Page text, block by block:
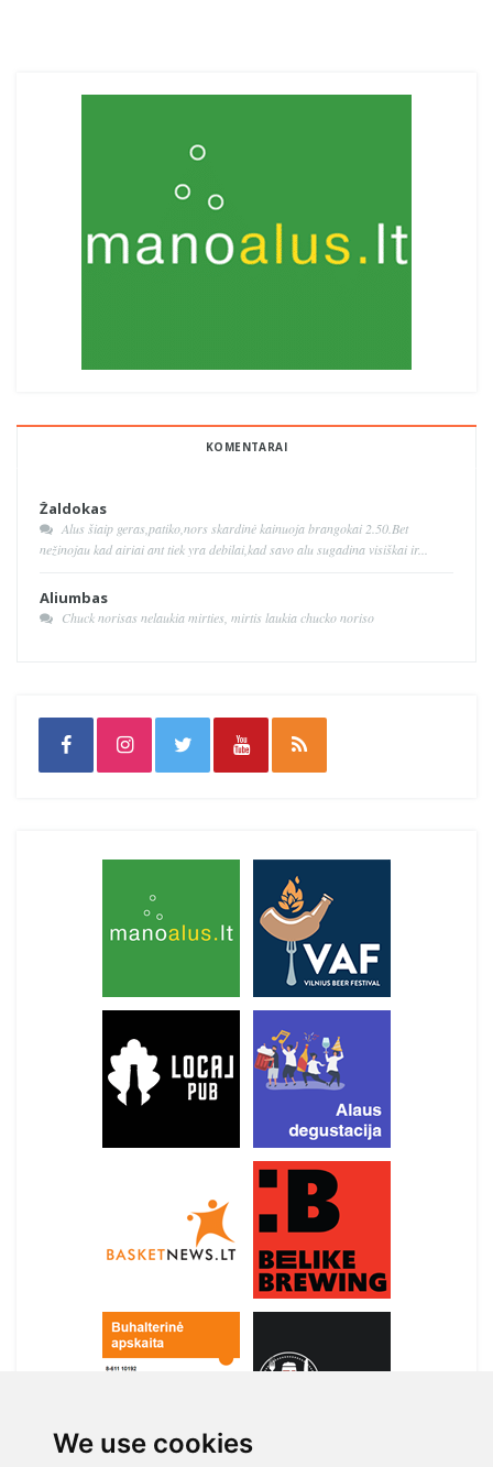
We use cookies
KOMENTARAI
Žaldokas
Alus šiaip geras,patiko,nors skardinė kainuoja brangokai 2.50.Bet
nežinojau kad airiai ant tiek yra debilai,kad savo alu sugadina visiškai ir...
Aliumbas
Chuck norisas nelaukia mirties, mirtis laukia chucko noriso